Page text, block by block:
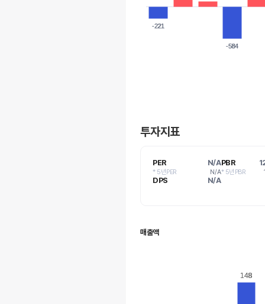
-221
-221
-584
-584
투자지표
PER N/A
* 5년PER N/A
PBR
* 5년PBR
DPS N/A
매출액
148
148